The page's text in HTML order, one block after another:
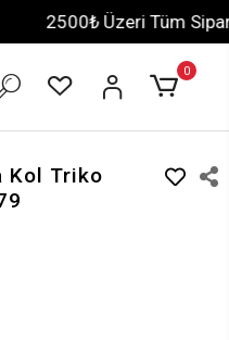
Tüm Siparişlerde
0
Kol Triko